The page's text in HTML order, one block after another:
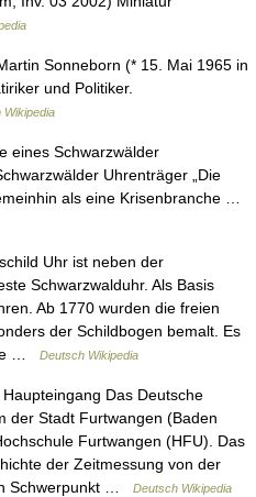
Sonneborn (* 15. Mai 1965 in
und Politiker.
Wikipedia
eines Schwarzwälder
Uhrenträger „Die
als eine Krisenbranche …
Uhr ist neben der
Schwarzwalduhr. Als Basis
Ab 1770 wurden die freien
der Schildbogen bemalt. Es
…
Deutsch Wikipedia
Das Deutsche
der Stadt Furtwangen (Baden
Furtwangen (HFU). Das
der Zeitmessung von der
Schwerpunkt …
Deutsch Wikipedia